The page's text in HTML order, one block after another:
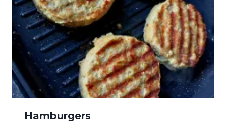
Hamburgers